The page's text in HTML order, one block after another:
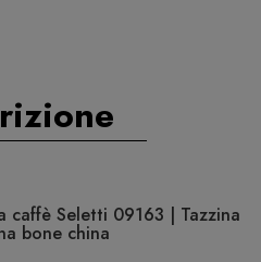
caffè Seletti 09163 | Tazzina
bone china